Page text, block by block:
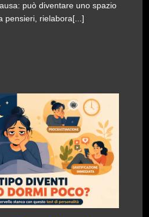
può diventare uno spazio
pensieri, rielabora[...]